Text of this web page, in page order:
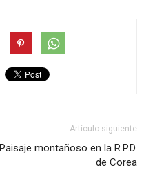
Artículo siguiente
Paisaje montañoso en la R.P.D.
de Corea